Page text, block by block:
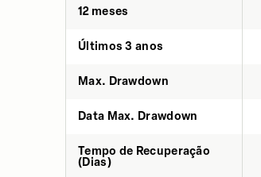
12 meses
Últimos 3 anos
Max. Drawdown
Data Max. Drawdown
Tempo de Recuperação
(Dias)